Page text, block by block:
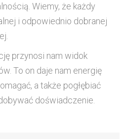
Wiemy, że każdy
i odpowiednio dobranej
przynosi nam widok
To on daje nam energię
a także pogłębiać
doświadczenie.